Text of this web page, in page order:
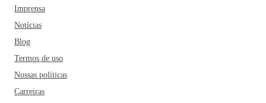
Imprensa
Notícias
Blog
Termos de uso
Nossas políticas
Carreiras